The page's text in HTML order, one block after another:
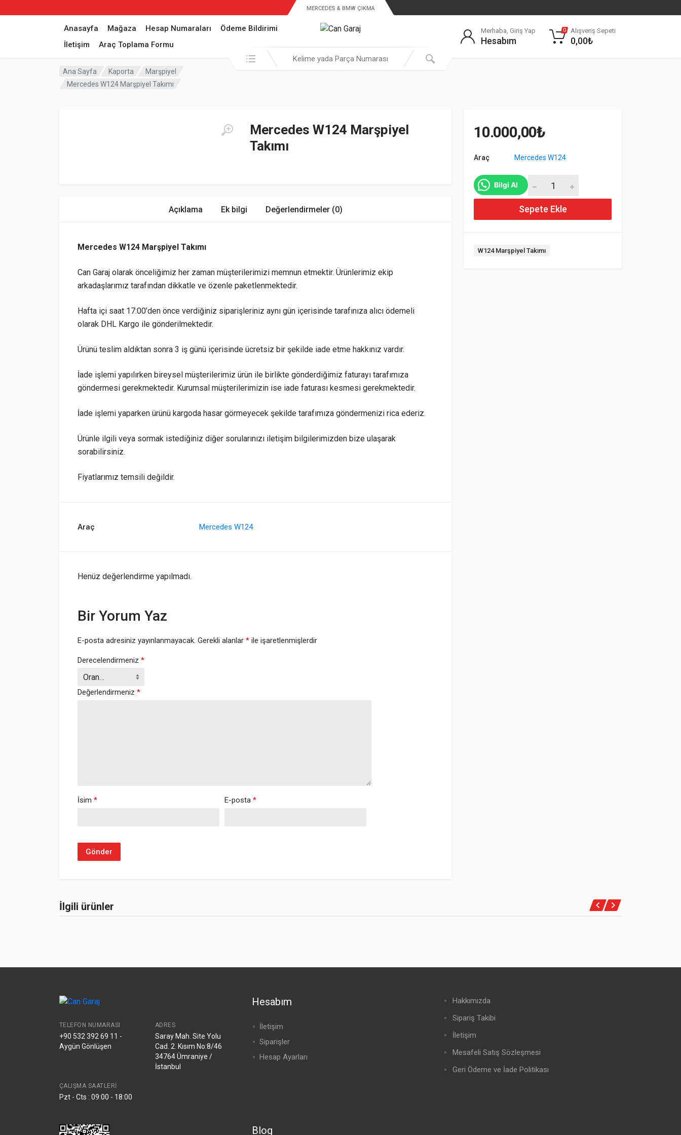
Anasayfa Mağaza Hesap Numaraları
Ödeme Bildirimi
İletişim
Araç Toplama Formu
MERCEDES & BMW ÇIKMA
Araştır:
Merhaba, Giriş Yap
Hesabım
0 Alışveriş Sepeti
0,00₺
Ana Sayfa Kaporta
Marşpiyel
Mercedes W124 Marşpiyel Takımı
Mercedes W124 Marşpiyel
Takımı
10.000,00₺
Araç Mercedes W124
Bilgi Al
Mercedes W124 Marşpiyel Takımı adet
Sepete Ekle
Etiket:
W124 Marşpiyel Takımı
Açıklama Ek bilgi Değerlendirmeler (0)
Mercedes W124 Marşpiyel Takımı
Can Garaj olarak önceliğimiz her zaman müşterilerimizi memnun etmektir. Ürünlerimiz ekip
arkadaşlarımız tarafından dikkatle ve özenle paketlenmektedir.
Hafta içi saat 17:00’den önce verdiğiniz siparişleriniz aynı gün içerisinde tarafınıza alıcı ödemeli
olarak DHL Kargo ile gönderilmektedir.
Ürünü teslim aldıktan sonra 3 iş günü içerisinde ücretsiz bir şekilde iade etme hakkınız vardır.
İade işlemi yapılırken bireysel müşterilerimiz ürün ile birlikte gönderdiğimiz faturayı tarafımıza
göndermesi gerekmektedir. Kurumsal müşterilerimizin ise iade faturası kesmesi gerekmektedir.
İade işlemi yaparken ürünü kargoda hasar görmeyecek şekilde tarafımıza göndermenizi rica ederiz.
Ürünle ilgili veya sormak istediğiniz diğer sorularınızı iletişim bilgilerimizden bize ulaşarak
sorabilirsiniz.
Fiyatlarımız temsili değildir.
Araç Mercedes W124
Henüz değerlendirme yapılmadı.
Bir Yorum Yaz
E-posta adresiniz yayınlanmayacak. Gerekli alanlar * ile işaretlenmişlerdir
Derecelendirmeniz *
Değerlendirmeniz *
İsim * E-posta *
İlgili ürünler
TELEFON NUMARASI
+90 532 392 69 11 -
Aygün Gönlüşen
ADRES
Saray Mah. Site Yolu
Cad. 2. Kısım No:8/46
34764 Ümraniye /
İstanbul
ÇALIŞMA SAATLERI
Pzt - Cts : 09:00 - 18:00
Hesabım
İletişim
Siparişler
Hesap Ayarları
Hakkımızda
Sipariş Takibi
İletişim
Mesafeli Satış Sözleşmesi
Geri Ödeme ve İade Politikası
Blog